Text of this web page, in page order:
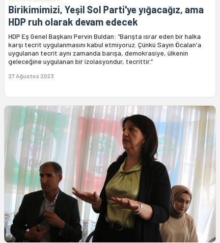
Birikimimizi, Yeşil Sol Parti'ye yığacağız, ama
HDP ruh olarak devam edecek
HDP Eş Genel Başkanı Pervin Buldan: “Barışta ısrar eden bir halka
karşı tecrit uygulanmasını kabul etmiyoruz. Çünkü Sayın Öcalan'a
uygulanan tecrit aynı zamanda barışa, demokrasiye, ülkenin
geleceğine uygulanan bir izolasyondur, tecrittir.”
27 Ağustos 2023